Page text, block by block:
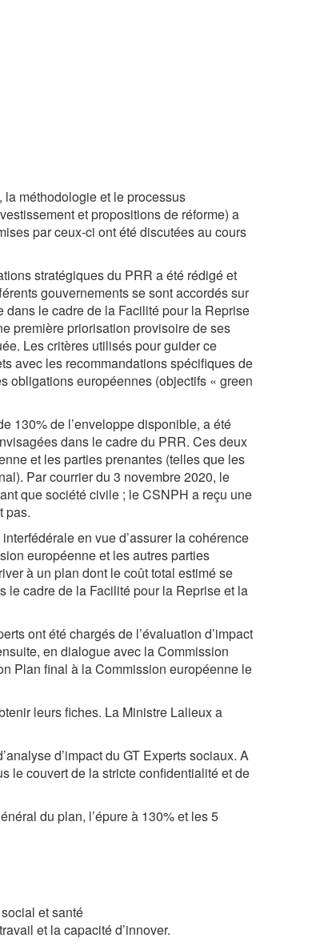
la méthodologie et le processus
et propositions de réforme) a
par ceux-ci ont été discutées au cours
stratégiques du PRR a été rédigé et
gouvernements se sont accordés sur
le cadre de la Facilité pour la Reprise
première priorisation provisoire de ses
Les critères utilisés pour guider ce
avec les recommandations spécifiques de
obligations européennes (objectifs « green
130% de l’enveloppe disponible, a été
dans le cadre du PRR. Ces deux
et les parties prenantes (telles que les
Par courrier du 3 novembre 2020, le
que société civile ; le CSNPH a reçu une
pas.
en vue d’assurer la cohérence
européenne et les autres parties
à un plan dont le coût total estimé se
le cadre de la Facilité pour la Reprise et la
ont été chargés de l’évaluation d’impact
en dialogue avec la Commission
Plan final à la Commission européenne le
leurs fiches. La Ministre Lalieux a
d’impact du GT Experts sociaux. A
le couvert de la stricte confidentialité et de
du plan, l’épure à 130% et les 5
et santé
et la capacité d’innover.